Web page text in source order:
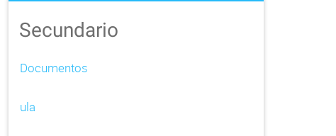
Secundario
Documentos
ula